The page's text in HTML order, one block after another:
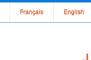
Français English